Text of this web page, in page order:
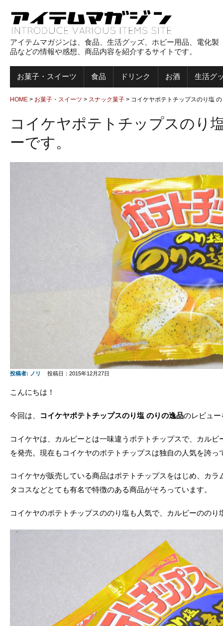
アイテムマガジンは、食品、生活グッズ、ホビー用品、電化製
品などの情報や感想、商品内容を紹介するサイトです。
お菓子・スイーツ 食品 ドリンク お酒 生活グ
HOME > お菓子・スイーツ > スナック菓子 > コイケヤポテトチップスのり塩
コイケヤポテトチップスのり
ーです。
投稿者: ノリ 投稿日：2015年12月27日
こんにちは！
今回は、 コイケヤポテトチップスのり塩 のりの逸品のレビュ
コイケヤは、カルビーとは一味違うポテトチップスで、カル
を発売。現在もコイケヤのポテトチップスは独自の人気を誇っ
コイケヤが販売している商品はポテトチップスをはじめ、カ
タコスなどとても有名で特徴のある商品がそろっています。
コイケヤのポテトチップスののり塩も人気で、カルビーののり